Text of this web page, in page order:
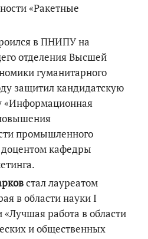
«Ракетные
в ПНИПУ на
отделения Высшей
гуманитарного
защитил кандидатскую
«Информационная
промышленного
доцентом кафедры
стал лауреатом
в области науки I
работа в области
и общественных